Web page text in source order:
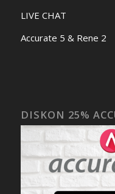
LIVE CHAT
Accurate 5 & Rene 2
DISKON 25%